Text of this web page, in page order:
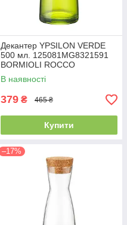
Декантер YPSILON VERDE
500 мл. 125081MG8321591
BORMIOLI ROCCO
В наявності
379 ₴ 465 ₴
Купити
–17%